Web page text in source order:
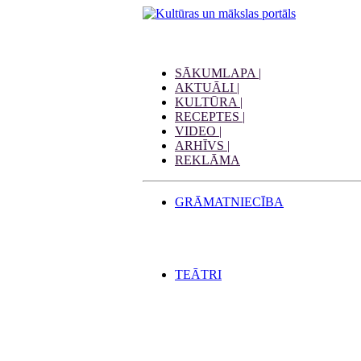
SĀKUMLAPA |
AKTUĀLI |
KULTŪRA |
RECEPTES |
VIDEO |
ARHĪVS |
REKLĀMA
GRĀMATNIECĪBA
TEĀTRI